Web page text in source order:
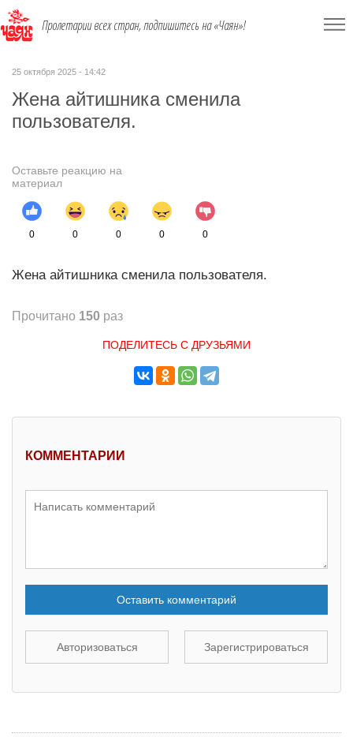
Пролетарии всех стран, подпишитесь на «Чаян»!
25 октября 2025 - 14:42
Жена айтишника сменила
пользователя.
Оставьте реакцию на
материал
0 0 0 0 0
Жена айтишника сменила пользователя.
Прочитано 150 раз
ПОДЕЛИТЕСЬ С ДРУЗЬЯМИ
КОММЕНТАРИИ
Оставить комментарий
Авторизоваться Зарегистрироваться